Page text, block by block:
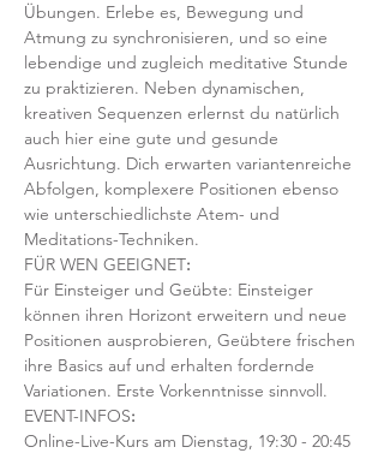
Übungen. Erlebe es, Bewegung und
Atmung zu synchronisieren, und so eine
lebendige und zugleich meditative Stunde
zu praktizieren. Neben dynamischen,
kreativen Sequenzen erlernst du natürlich
auch hier eine gute und gesunde
Ausrichtung. Dich erwarten variantenreiche
Abfolgen, komplexere Positionen ebenso
wie unterschiedlichste Atem- und
Meditations-Techniken.
FÜR WEN GEEIGNET:
Für Einsteiger und Geübte: Einsteiger
können ihren Horizont erweitern und neue
Positionen ausprobieren, Geübtere frischen
ihre Basics auf und erhalten fordernde
Variationen. Erste Vorkenntnisse sinnvoll.
EVENT-INFOS:
Online-Live-Kurs am Dienstag, 19:30 - 20:45